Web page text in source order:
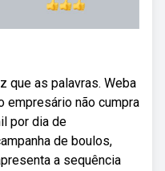
que as palavras. Weba
empresário não cumpra
por dia de
de boulos,
a sequência